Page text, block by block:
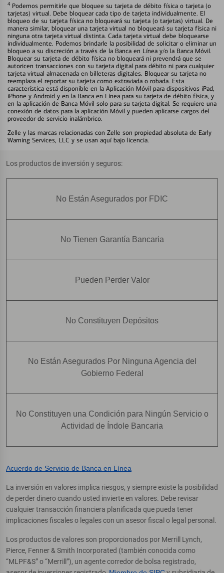
4 Podemos permitirle que bloquee su tarjeta de débito física o tarjeta (o
tarjetas) virtual. Debe bloquear cada tipo de tarjeta individualmente. El
bloqueo de su tarjeta física no bloqueará su tarjeta (o tarjetas) virtual. De
manera similar, bloquear una tarjeta virtual no bloqueará su tarjeta física ni
ninguna otra tarjeta virtual distinta. Cada tarjeta virtual debe bloquearse
individualmente. Podemos brindarle la posibilidad de solicitar o eliminar un
bloqueo a su discreción a través de la Banca en Línea y/o la Banca Móvil.
Bloquear su tarjeta de débito física no bloqueará ni prevendrá que se
autoricen transacciones con su tarjeta digital para débito ni para cualquier
tarjeta virtual almacenada en billeteras digitales. Bloquear su tarjeta no
reemplaza el reportar su tarjeta como extraviada o robada. Esta
característica está disponible en la Aplicación Móvil para dispositivos iPad,
iPhone y Android y en la Banca en Línea para su tarjeta de débito física, y
en la aplicación de Banca Móvil solo para su tarjeta digital. Se requiere una
conexión de datos para la aplicación Móvil y pueden aplicarse cargos del
proveedor de servicio inalámbrico.
Zelle y las marcas relacionadas con Zelle son propiedad absoluta de Early
Warning Services, LLC y se usan aquí bajo licencia.
Los productos de inversión y seguros:
No Están Asegurados por FDIC
No Tienen Garantía Bancaria
Pueden Perder Valor
No Constituyen Depósitos
No Están Asegurados Por Ninguna Agencia del
Gobierno Federal
No Constituyen una Condición para Ningún Servicio o
Actividad de Índole Bancaria
Acuerdo de Servicio de Banca en Línea
La inversión en valores implica riesgos, y siempre existe la posibilidad
de perder dinero cuando usted invierte en valores. Debe revisar
cualquier transacción financiera planificada que pueda tener
implicaciones fiscales o legales con un asesor fiscal o legal personal.
Los productos de valores son proporcionados por Merrill Lynch,
Pierce, Fenner & Smith Incorporated (también conocida como
“MLPF&S” o “Merrill”), un agente corredor de bolsa registrado,